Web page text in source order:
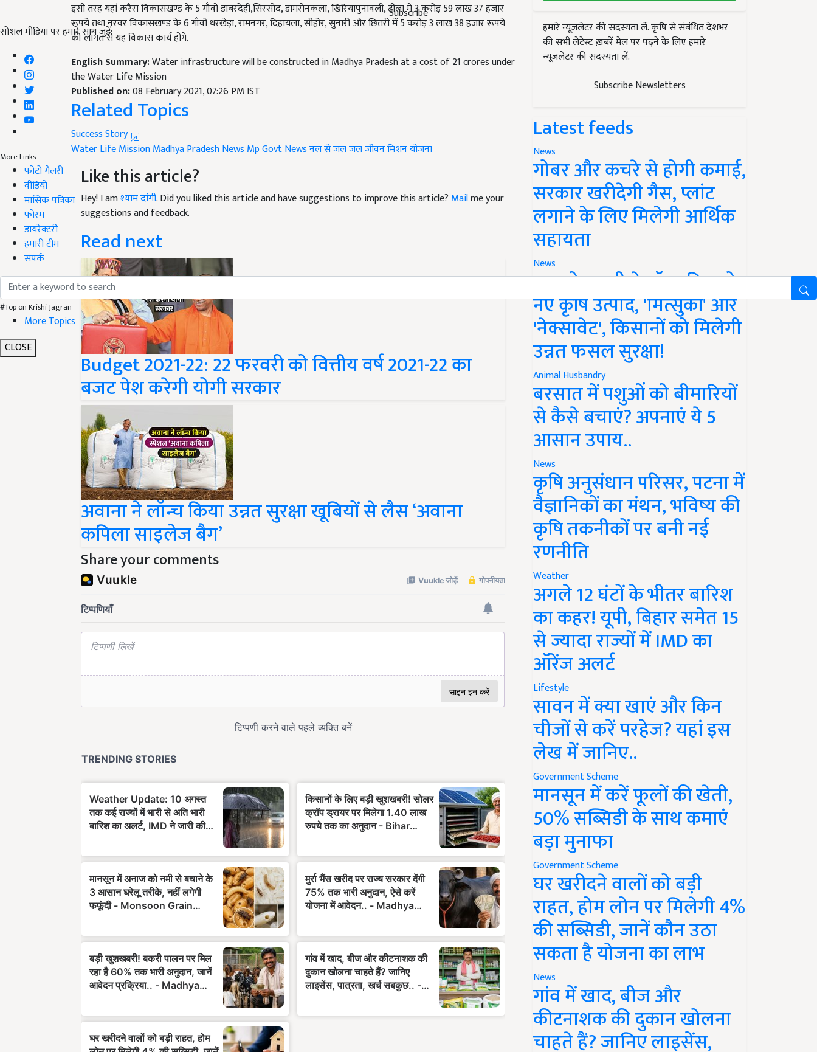
Subscribe
सोशल मीडिया पर हमारे साथ जुड़ें:
More Links
फोटो गैलरी
वीडियो
मासिक पत्रिका
फोरम
डायरेक्टरी
हमारी टीम
संपर्क
#Top on Krishi Jagran
More Topics
CLOSE
रूपये तथा नरवर विकासखण्ड के 6 गाँवों थरखेड़ा, रामनगर, दिहायला, सीहोर, सुनारी और छितरी में 5 करोड़ 3 लाख 38 हजार रूपये
की लागत से यह विकास कार्य होंगे.
the Water Life Mission
Published on:08 February 2021, 07:26 PM IST
Related Topics
Success Story
Water Life Mission
Like this article?
Hey! I amश्याम दांगी . Did you liked this article and have suggestions to improve this article?
suggestions and feedback.
Read next
Budget 2021-22: 22 फरवरी को वित्तीय वर्ष 2021-22 का
बजट पेश करेगी योगी सरकार
अवाना ने लॉन्च किया उन्नत सुरक्षा खूबियों से लैस ‘अवाना
कपिला साइलेज बैग’
Share your comments
हमारे न्यूज़लेटर की सदस्यता लें. कृषि से संबंधित देशभर
की सभी लेटेस्ट ख़बरें मेल पर पढ़ने के लिए हमारे
न्यूज़लेटर की सदस्यता लें.
Subscribe Newsletters
Latest feeds
News
गोबर और कचरे से होगी कमाई,
सरकार खरीदेगी गैस, प्लांट
लगाने के लिए मिलेगी आर्थिक
सहायता
News
इफको-एमसी ने लॉन्च किए दो
नए कृषि उत्पाद, 'मित्सुकी' और
'नेक्सावेट', किसानों को मिलेगी
उन्नत फसल सुरक्षा!
Animal Husbandry
बरसात में पशुओं को बीमारियों
से कैसे बचाएं? अपनाएं ये 5
आसान उपाय..
News
कृषि अनुसंधान परिसर, पटना में
वैज्ञानिकों का मंथन, भविष्य की
कृषि तकनीकों पर बनी नई
रणनीति
Weather
अगले 12 घंटों के भीतर बारिश
का कहर! यूपी, बिहार समेत 15
से ज्यादा राज्यों में IMD का
ऑरेंज अलर्ट
Lifestyle
सावन में क्या खाएं और किन
चीजों से करें परहेज? यहां इस
लेख में जानिए..
Government Scheme
मानसून में करें फूलों की खेती,
50% सब्सिडी के साथ कमाएं
बड़ा मुनाफा
Government Scheme
घर खरीदने वालों को बड़ी
राहत, होम लोन पर मिलेगी 4%
की सब्सिडी, जानें कौन उठा
सकता है योजना का लाभ
News
गांव में खाद, बीज और
कीटनाशक की दुकान खोलना
चाहते हैं? जानिए लाइसेंस,